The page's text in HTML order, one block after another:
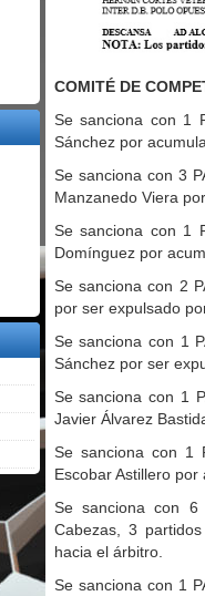
COMITÉ DE
Se sanciona con 1
Sánchez por
Se sanciona con 3
Manzanedo Viera
Se sanciona con 1
Domínguez por
Se sanciona con 2
por ser expulsado
Se sanciona con 1
Sánchez por ser
Se sanciona con 1
Javier Álvarez
Se sanciona con 1
Escobar Astillero
Se sanciona con 6
Cabezas, 3
hacia el árbitro.
Se sanciona con 1